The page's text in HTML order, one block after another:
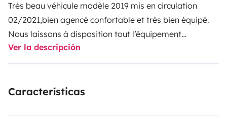
Très beau véhicule modèle 2019 mis en circulation
02/2021,bien agencé confortable et très bien équipé.
Nous laissons à disposition tout l’équipement
nécessaire pour passer un bon séjour ( parrure de
lit,couette,oreillers peuvent sur demande être fournis
Pour le confort de conduite :
Ver la descripción
Características